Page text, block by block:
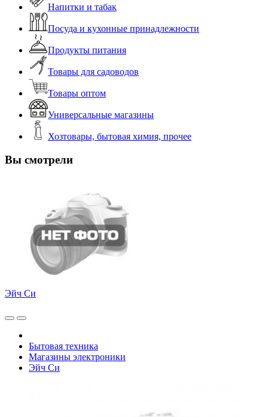
Напитки и табак
Посуда и кухонные принадлежности
Продукты питания
Товары для садоводов
Товары оптом
Универсальные магазины
Хозтовары, бытовая химия, прочее
Вы смотрели
Эйч Си
Бытовая техника
Магазины электроники
Эйч Си